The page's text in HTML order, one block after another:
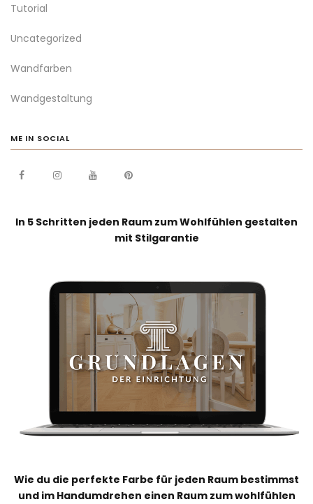
Tutorial
Uncategorized
Wandfarben
Wandgestaltung
ME IN SOCIAL
In 5 Schritten jeden Raum zum Wohlfühlen gestalten
mit Stilgarantie
Wie du die perfekte Farbe für jeden Raum bestimmst
und im Handumdrehen einen Raum zum wohlfühlen